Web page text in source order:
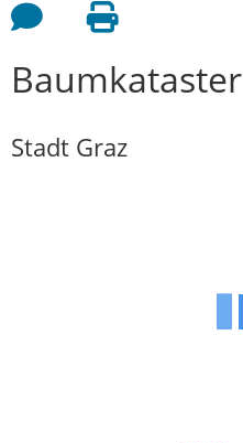
Feedback an Autor
Seite drucken
Baumkataster
Stadt Graz